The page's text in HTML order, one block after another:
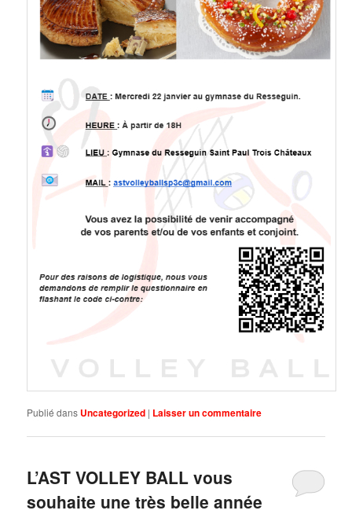
Publié dans Uncategorized | Laisser un commentaire
L’AST VOLLEY BALL vous
souhaite une très belle année